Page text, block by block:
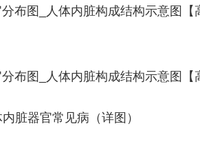
内脏器官常见病（详图）